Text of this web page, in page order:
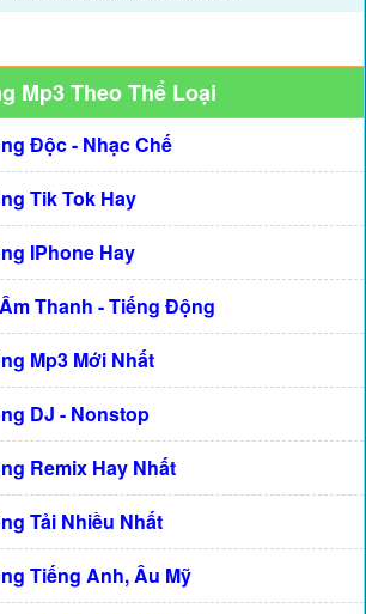
Mp3 Theo Thể Loại
Độc - Nhạc Chế
Tik Tok Hay
IPhone Hay
Thanh - Tiếng Động
Mp3 Mới Nhất
DJ - Nonstop
Remix Hay Nhất
Tải Nhiều Nhất
Tiếng Anh, Âu Mỹ